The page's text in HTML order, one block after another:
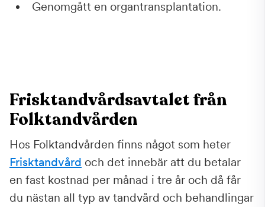
Genomgått en organtransplantation.
Frisktandvårdsavtalet från
Folktandvården
Hos Folktandvården finns något som heter
Frisktandvård och det innebär att du betalar
en fast kostnad per månad i tre år och då får
du nästan all typ av tandvård och behandlingar